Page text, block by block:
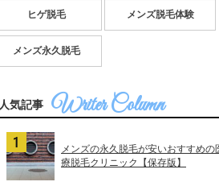
ヒゲ脱毛 メンズ脱毛体験
メンズ永久脱毛
人気記事
メンズの永久脱毛が安いおすすめの
療脱毛クリニック【保存版】